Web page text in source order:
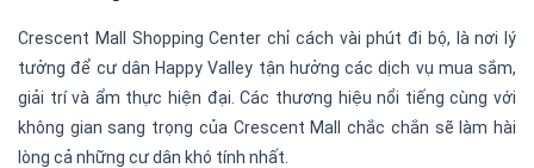
Crescent Mall Shopping Center chỉ cách vài phút đi bộ, là nơi lý
tưởng để cư dân Happy Valley tận hưởng các dịch vụ mua sắm,
giải trí và ẩm thực hiện đại. Các thương hiệu nổi tiếng cùng với
không gian sang trọng của Crescent Mall chắc chắn sẽ làm hài
lòng cả những cư dân khó tính nhất.